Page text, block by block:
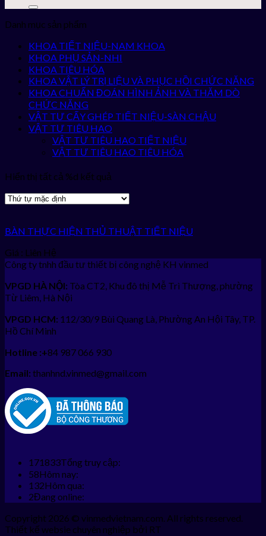
Danh mục sản phẩm
KHOA TIẾT NIỆU-NAM KHOA
KHOA PHỤ SẢN-NHI
KHOA TIÊU HÓA
KHOA VẬT LÝ TRỊ LIỆU VÀ PHỤC HỒI CHỨC NĂNG
KHOA CHUẨN ĐOÁN HÌNH ẢNH VÀ THĂM DÒ
CHỨC NĂNG
VẬT TƯ CẤY GHÉP TIẾT NIỆU-SÀN CHẬU
VẬT TƯ TIÊU HAO
VẬT TƯ TIÊU HAO TIẾT NIỆU
VẬT TƯ TIÊU HAO TIÊU HÓA
Hiển thị tất cả %d kết quả
BÀN THỰC HIỆN THỦ THUẬT TIẾT NIỆU
Giá : Liên Hệ
Công ty tnhh đầu tư thiết bị công nghệ KH vinmed
VPGD HÀ NỘI: Tòa CT2, Khu đô thị Mễ Trì Thượng, phường
Từ Liêm, Hà Nội
VPGD HCM: 112/30/9 Bùi Quang Là, Phường An Hội Tây, TP.
Hồ Chí Minh
Hotline :+84 987 066 930
Email: thanhnd.vinmed@gmail.com
171833Tổng truy cập:
58Hôm nay:
132Hôm qua:
2Đang online:
Copyright 2026 © vinmedvietnam.com. All rights reserved.
Thiết kế websie chuyên nghiệp bởi RT